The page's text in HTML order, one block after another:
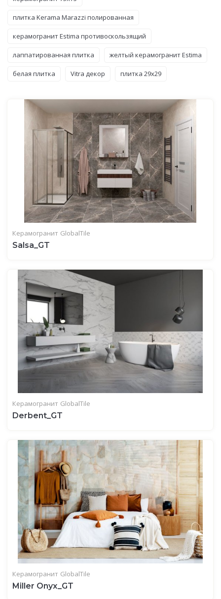
плитка Kerama Marazzi полированная
керамогранит Estima противоскользящий
лаппатированная плитка желтый керамогранит Estima
белая плитка Vitra декор плитка 29x29
Керамогранит GlobalTile
Salsa_GT
Керамогранит GlobalTile
Derbent_GT
Керамогранит GlobalTile
Miller Onyx_GT